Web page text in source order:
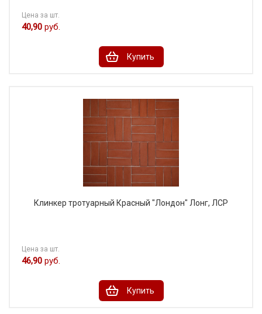
Цена за шт.
40,90 руб.
Купить
Клинкер тротуарный Красный "Лондон" Лонг, ЛСР
Цена за шт.
46,90 руб.
Купить